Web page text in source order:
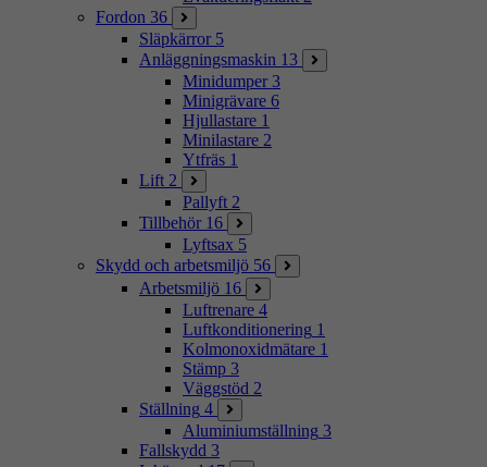
Fordon 36
Släpkärror 5
Anläggningsmaskin 13
Minidumper 3
Minigrävare 6
Hjullastare 1
Minilastare 2
Ytfräs 1
Lift 2
Pallyft 2
Tillbehör 16
Lyftsax 5
Skydd och arbetsmiljö 56
Arbetsmiljö 16
Luftrenare 4
Luftkonditionering 1
Kolmonoxidmätare 1
Stämp 3
Väggstöd 2
Ställning 4
Aluminiumställning 3
Fallskydd 3